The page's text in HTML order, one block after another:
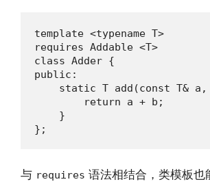
template <typename T>
requires Addable <T>
class Adder {
public:
static T add(const T& a,
        return a + b;
    }
};
与 requires 语法相结合，类模板也